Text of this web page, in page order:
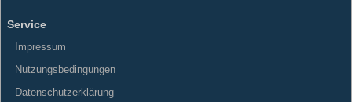
Service
Impressum
Nutzungsbedingungen
Datenschutzerklärung